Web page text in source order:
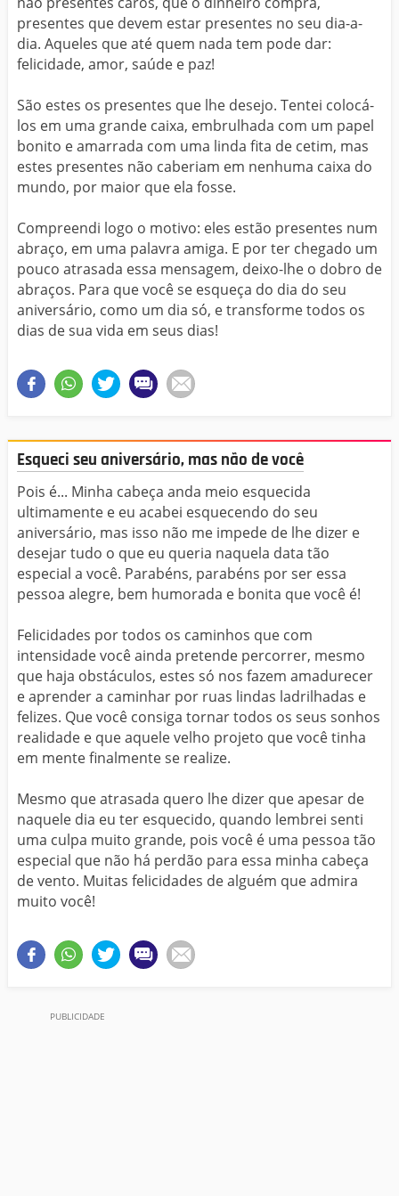
presentes que devem estar presentes no seu dia-a-
dia. Aqueles que até quem nada tem pode dar:
felicidade, amor, saúde e paz!
São estes os presentes que lhe desejo. Tentei colocá-
los em uma grande caixa, embrulhada com um papel
bonito e amarrada com uma linda fita de cetim, mas
estes presentes não caberiam em nenhuma caixa do
mundo, por maior que ela fosse.
Compreendi logo o motivo: eles estão presentes num
abraço, em uma palavra amiga. E por ter chegado um
pouco atrasada essa mensagem, deixo-lhe o dobro de
abraços. Para que você se esqueça do dia do seu
aniversário, como um dia só, e transforme todos os
dias de sua vida em seus dias!
Esqueci seu aniversário, mas não de você
Pois é... Minha cabeça anda meio esquecida
ultimamente e eu acabei esquecendo do seu
aniversário, mas isso não me impede de lhe dizer e
desejar tudo o que eu queria naquela data tão
especial a você. Parabéns, parabéns por ser essa
pessoa alegre, bem humorada e bonita que você é!
Felicidades por todos os caminhos que com
intensidade você ainda pretende percorrer, mesmo
que haja obstáculos, estes só nos fazem amadurecer
e aprender a caminhar por ruas lindas ladrilhadas e
felizes. Que você consiga tornar todos os seus sonhos
realidade e que aquele velho projeto que você tinha
em mente finalmente se realize.
Mesmo que atrasada quero lhe dizer que apesar de
naquele dia eu ter esquecido, quando lembrei senti
uma culpa muito grande, pois você é uma pessoa tão
especial que não há perdão para essa minha cabeça
de vento. Muitas felicidades de alguém que admira
muito você!